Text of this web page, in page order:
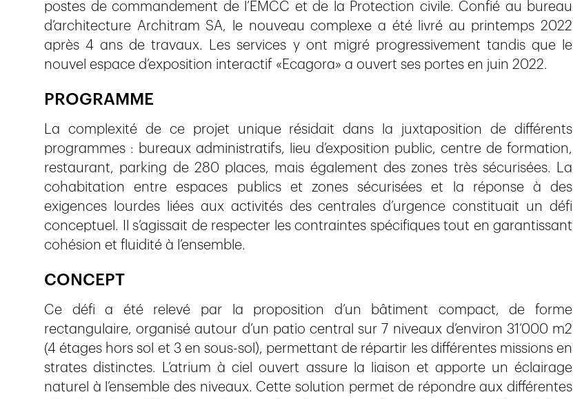
postes de commandement de l’EMCC et de la Protection civile. Confié au bureau
d’architecture Architram SA, le nouveau complexe a été livré au printemps 2022
après 4 ans de travaux. Les services y ont migré progressivement tandis que le
nouvel espace d’exposition interactif «Ecagora» a ouvert ses portes en juin 2022.
PROGRAMME
La complexité de ce projet unique résidait dans la juxtaposition de différents
programmes : bureaux administratifs, lieu d’exposition public, centre de formation,
restaurant, parking de 280 places, mais également des zones très sécurisées. La
cohabitation entre espaces publics et zones sécurisées et la réponse à des
exigences lourdes liées aux activités des centrales d’urgence constituait un défi
conceptuel. Il s’agissait de respecter les contraintes spécifiques tout en garantissant
cohésion et fluidité à l’ensemble.
CONCEPT
Ce défi a été relevé par la proposition d’un bâtiment compact, de forme
rectangulaire, organisé autour d’un patio central sur 7 niveaux d’environ 31’000 m2
(4 étages hors sol et 3 en sous-sol), permettant de répartir les différentes missions en
strates distinctes. L’atrium à ciel ouvert assure la liaison et apporte un éclairage
naturel à l’ensemble des niveaux. Cette solution permet de répondre aux différentes